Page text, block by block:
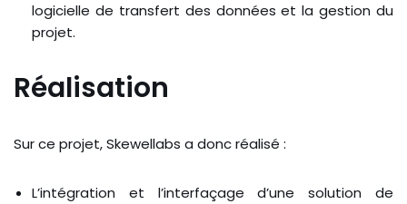
logicielle de transfert des données et la gestion du
projet.
Réalisation
Sur ce projet, Skewellabs a donc réalisé :
L’intégration et l’interfaçage d’une solution de